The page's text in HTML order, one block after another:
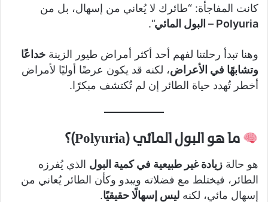
كانت المفاجأة: “طائرك لا يُعاني من إسهال، بل من
Polyuria – البول المائي
“.
وهنا تبدأ رحلتنا لفهم أحد أكثر أمراض طيور الزينة خداعًا
وتشابهًا في الأعراض، لكنه قد يكون عرضًا أوليًا لأمراض
أخطر تُهدد حياة الطائر إن لم تُكتشف مبكرًا.
ما هو البول المائي (Polyuria)؟
هو حالة زيادة غير طبيعية في كمية البول الذي يُفرزه
الطائر، فيختلط مع فضلاته ويبدو وكأن الطائر يُعاني من
إسهال مائي، لكنه ليس إسهالًا حقيقيًا.